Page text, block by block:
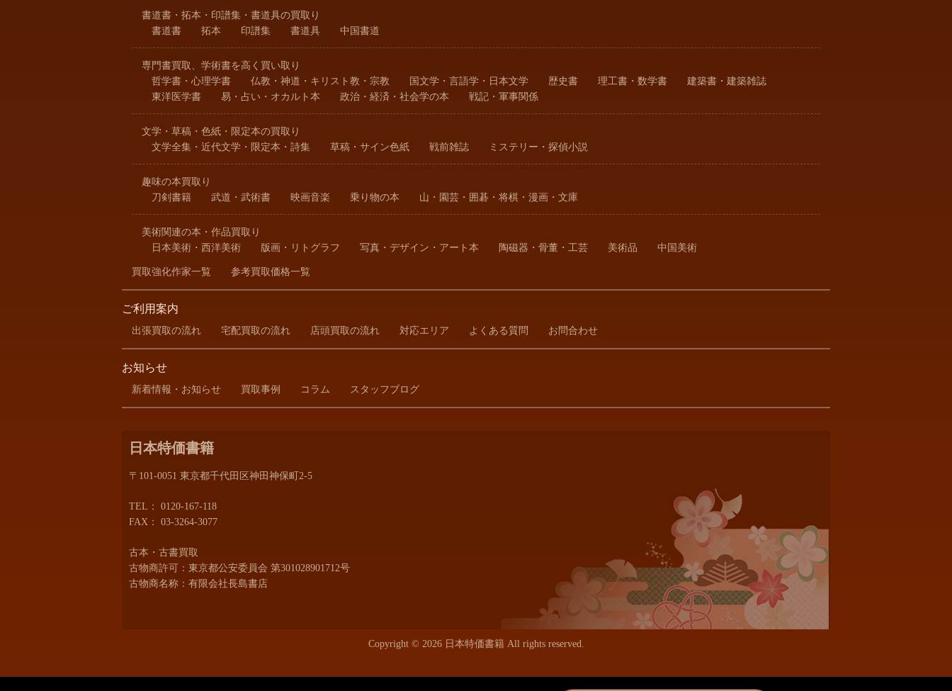
書道書・拓本・印譜集・書道具の買取り
書道書
拓本 印譜集 書道具 中国書道
専門書買取、学術書を高く買い取り
哲学書・心理学書
仏教・神道・キリスト教・宗教 国文学・言語学・日本文学 歴史書 理工書・数学書
建築書・建築雑誌
東洋医学書
易・占い・オカルト本 政治・経済・社会学の本 戦記・軍事関係
文学・草稿・色紙・限定本の買取り
文学全集・近代文学・限定本・詩集
草稿・サイン色紙 戦前雑誌 ミステリー・探偵小説
趣味の本買取り
刀剣書籍
武道・武術書 映画音楽 乗り物の本 山・園芸・囲碁・将棋・漫画・文庫
美術関連の本・作品買取り
日本美術・西洋美術
版画・リトグラフ 写真・デザイン・アート本 陶磁器・骨董・工芸 美術品 中国美術
買取強化作家一覧 参考買取価格一覧
ご利用案内
出張買取の流れ 宅配買取の流れ 店頭買取の流れ 対応エリア よくある質問 お問合わせ
お知らせ
新着情報・お知らせ 買取事例 コラム スタッフブログ
日本特価書籍
〒101-0051 東京都千代田区神田神保町2-5
TEL： 0120-167-118
FAX： 03-3264-3077
古本・古書買取
古物商許可：東京都公安委員会 第301028901712号
古物商名称：有限会社長島書店
Copyright © 2026 日本特価書籍 All rights reserved.